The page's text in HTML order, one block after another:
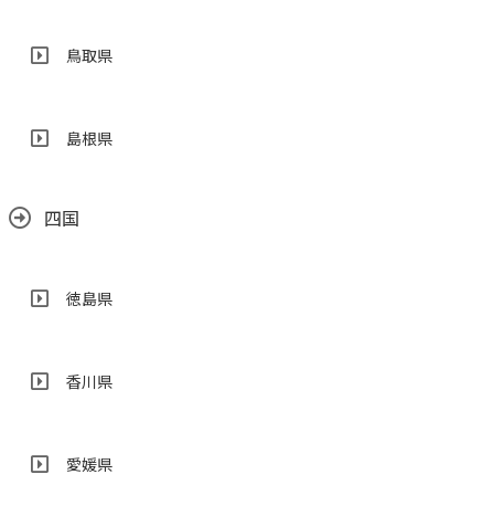
鳥取県
島根県
四国
徳島県
香川県
愛媛県